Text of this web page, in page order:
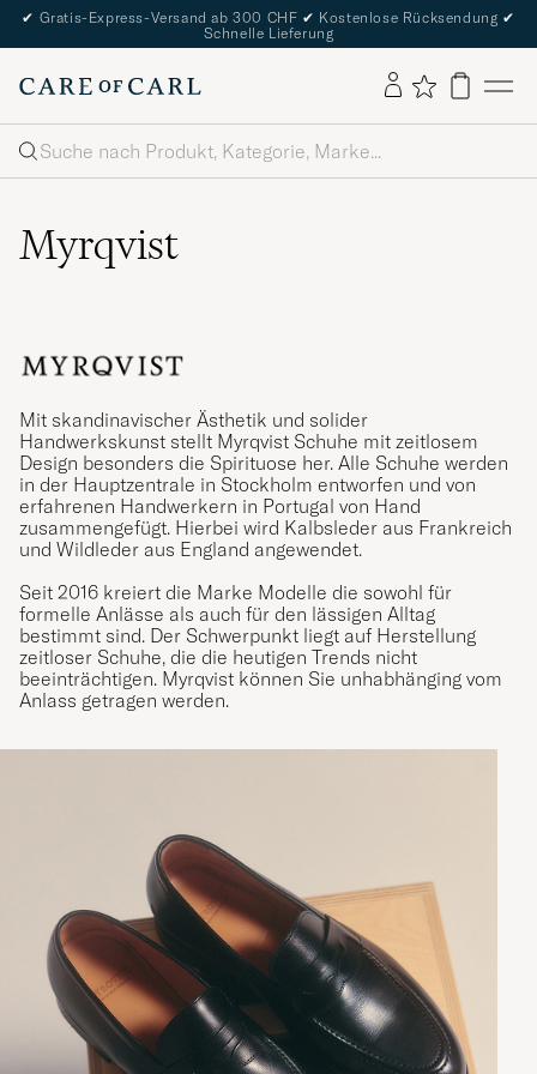
✔ Gratis-Express-Versand ab 300 CHF ✔ Kostenlose Rücksendung ✔
Schnelle Lieferung
Suche
Myrqvist
Mit skandinavischer Ästhetik und solider
Handwerkskunst stellt Myrqvist Schuhe mit zeitlosem
Design besonders die Spirituose her. Alle Schuhe werden
in der Hauptzentrale in Stockholm entworfen und von
erfahrenen Handwerkern in Portugal von Hand
zusammengefügt. Hierbei wird Kalbsleder aus Frankreich
und Wildleder aus England angewendet.
Seit 2016 kreiert die Marke Modelle die sowohl für
formelle Anlässe als auch für den lässigen Alltag
bestimmt sind. Der Schwerpunkt liegt auf Herstellung
zeitloser Schuhe, die die heutigen Trends nicht
beeinträchtigen. Myrqvist können Sie unhabhänging vom
Anlass getragen werden.